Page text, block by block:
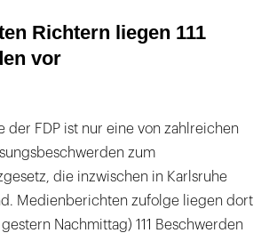
Richtern liegen 111
vor
der FDP ist nur eine von zahlreichen
zum
die inzwischen in Karlsruhe
Medienberichten zufolge liegen dort
Nachmittag) 111 Beschwerden